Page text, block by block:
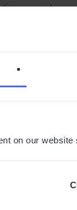
on our
possono
un
dello
Scimmie?
parlano
Pianeta delle
cognitiva